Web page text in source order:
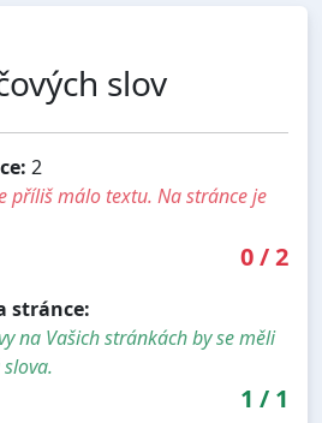
slov
2
příliš málo textu. Na stránce je
0/2
stránce:
na Vašich stránkách by se měli
1 / 1